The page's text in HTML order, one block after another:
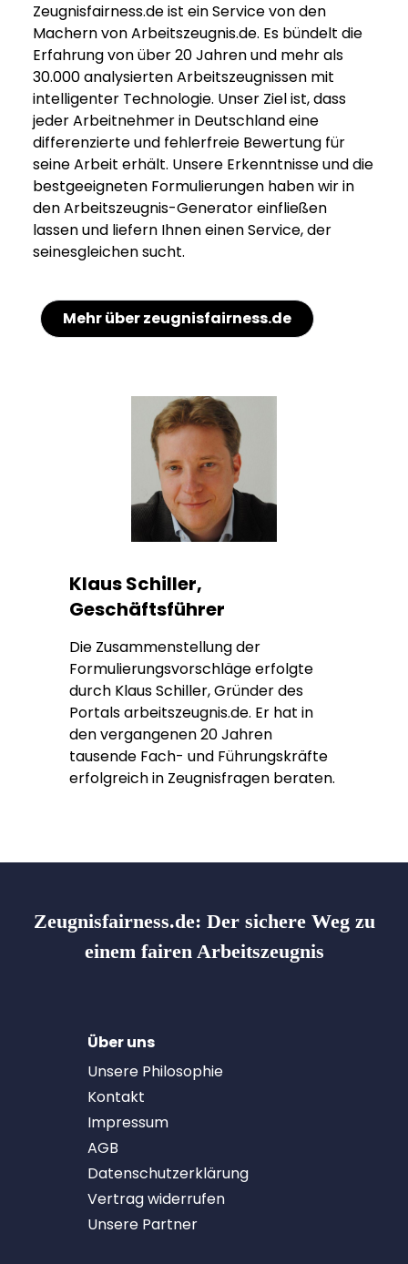
Zeugnisfairness.de ist ein Service von den
Machern von Arbeitszeugnis.de. Es bündelt die
Erfahrung von über 20 Jahren und mehr als
30.000 analysierten Arbeitszeugnissen mit
intelligenter Technologie. Unser Ziel ist, dass
jeder Arbeitnehmer in Deutschland eine
differenzierte und fehlerfreie Bewertung für
seine Arbeit erhält. Unsere Erkenntnisse und die
bestgeeigneten Formulierungen haben wir in
den Arbeitszeugnis-Generator einfließen
lassen und liefern Ihnen einen Service, der
seinesgleichen sucht.
Mehr über zeugnisfairness.de
Klaus Schiller,
Geschäftsführer
Die Zusammenstellung der
Formulierungsvorschläge erfolgte
durch Klaus Schiller, Gründer des
Portals arbeitszeugnis.de. Er hat in
den vergangenen 20 Jahren
tausende Fach- und Führungskräfte
erfolgreich in Zeugnisfragen beraten.
Zeugnisfairness.de: Der sichere Weg zu
einem fairen Arbeitszeugnis
Über uns
Unsere Philosophie
Kontakt
Impressum
AGB
Datenschutzerklärung
Vertrag widerrufen
Unsere Partner